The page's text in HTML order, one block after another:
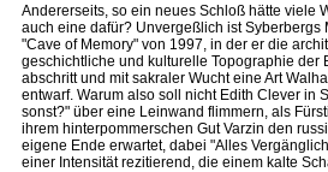
Andererseits, so ein neues Schloß hätte viele
auch eine dafür? Unvergeßlich ist Syberbergs
"Cave of Memory" von 1997, in der er die
geschichtliche und kulturelle Topographie der
abschritt und mit sakraler Wucht eine Art
entwarf. Warum also soll nicht Edith Clever in
sonst?" über eine Leinwand flimmern, als
ihrem hinterpommerschen Gut Varzin den
eigene Ende erwartet, dabei "Alles
einer Intensität rezitierend, die einem kalte